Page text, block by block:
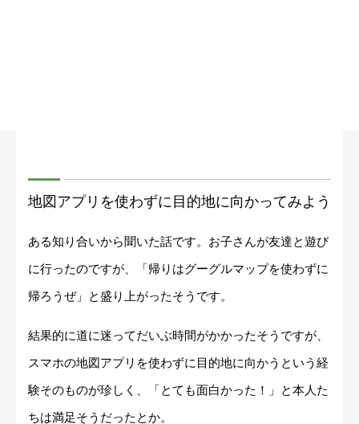
地図アプリを使わずに目的地に向かってみよう
ある知り合いから聞いた話です。お子さんが友達と遊び
に行ったのですが、「帰りはグーグルマップを使わずに
帰ろうぜ」と盛り上がったそうです。
結果的に道に迷ってだいぶ時間がかかったそうですが、
スマホの地図アプリを使わずに目的地に向かうという経
験そのものが珍しく、「とても面白かった！」と本人た
ちは満足そうだったとか。